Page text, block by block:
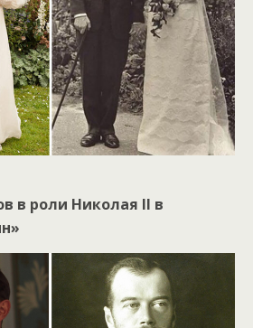
в роли Николая II в